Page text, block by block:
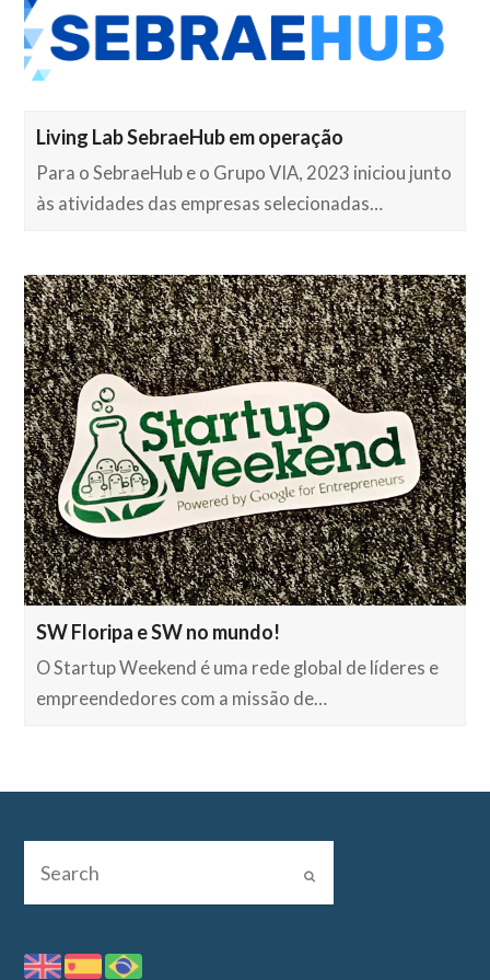
Living Lab SebraeHub em operação
Para o SebraeHub e o Grupo VIA, 2023 iniciou junto
às atividades das empresas selecionadas…
SW Floripa e SW no mundo!
O Startup Weekend é uma rede global de líderes e
empreendedores com a missão de…